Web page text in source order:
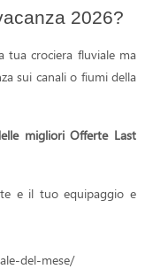
2026?
tua crociera fluviale ma
sui canali o fiumi della
migliori Offerte Last
e il tuo equipaggio e
del-mese/